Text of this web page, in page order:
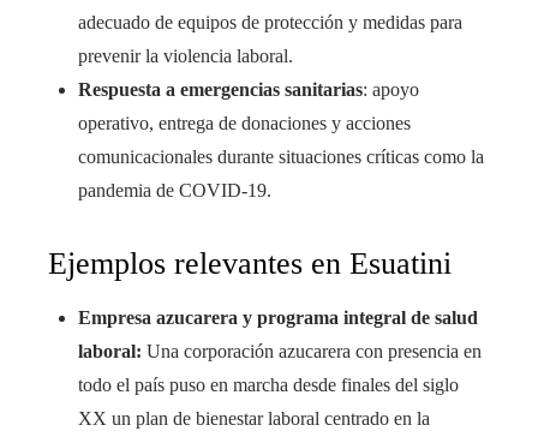
adecuado de equipos de protección y medidas para
prevenir la violencia laboral.
Respuesta a emergencias sanitarias: apoyo
operativo, entrega de donaciones y acciones
comunicacionales durante situaciones críticas como la
pandemia de COVID-19.
Ejemplos relevantes en Esuatini
Empresa azucarera y programa integral de salud
laboral: Una corporación azucarera con presencia en
todo el país puso en marcha desde finales del siglo
XX un plan de bienestar laboral centrado en la